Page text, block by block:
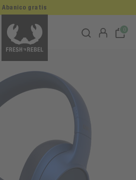
0
Abanico gratis